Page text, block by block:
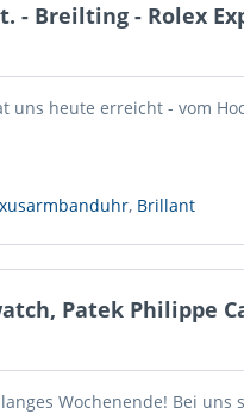
- Breilting - Rolex
uns heute erreicht - vom
, Brillant
Patek Philippe
Wochenende! Bei